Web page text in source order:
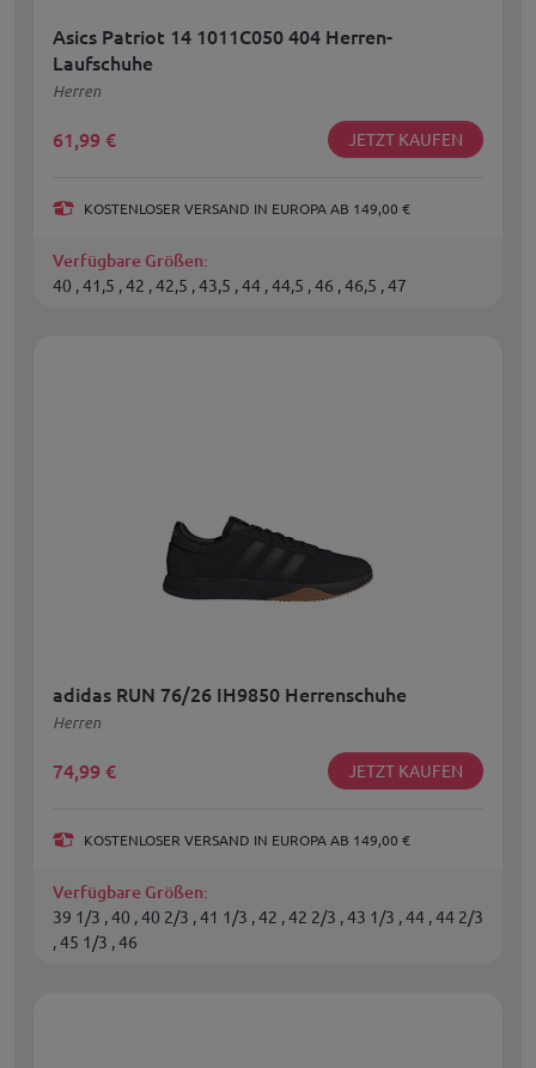
Asics Patriot 14 1011C050 404 Herren-
Laufschuhe
Herren
61,99 € JETZT KAUFEN
KOSTENLOSER VERSAND IN EUROPA AB 149,00 €
Verfügbare Größen:
40 , 41,5 , 42 , 42,5 , 43,5 , 44 , 44,5 , 46 , 46,5 , 47
adidas RUN 76/26 IH9850 Herrenschuhe
Herren
74,99 € JETZT KAUFEN
KOSTENLOSER VERSAND IN EUROPA AB 149,00 €
Verfügbare Größen:
39 1/3 , 40 , 40 2/3 , 41 1/3 , 42 , 42 2/3 , 43 1/3 , 44 , 44 2/3
, 45 1/3 , 46